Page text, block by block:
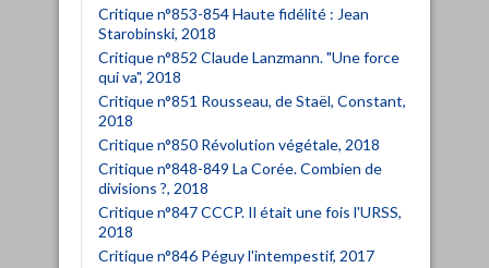
Critique n°853-854 Haute fidélité : Jean
Starobinski, 2018
Critique n°852 Claude Lanzmann. "Une force
qui va", 2018
Critique n°851 Rousseau, de Staël, Constant,
2018
Critique n°850 Révolution végétale, 2018
Critique n°848-849 La Corée. Combien de
divisions ?, 2018
Critique n°847 CCCP. Il était une fois l'URSS,
2018
Critique n°846 Péguy l'intempestif, 2017